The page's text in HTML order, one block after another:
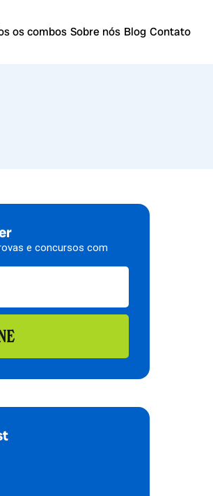
os combos Sobre nós Blog Contato
e concursos com